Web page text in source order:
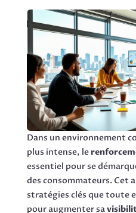
Dans un environnement
plus intense, le
essentiel pour se
des consommateurs. Cet
stratégies clés que toute
pour augmenter sa